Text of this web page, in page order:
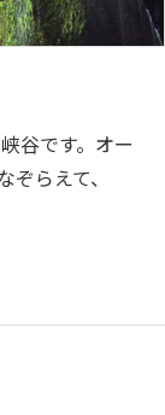
谷です。オー
らえて、